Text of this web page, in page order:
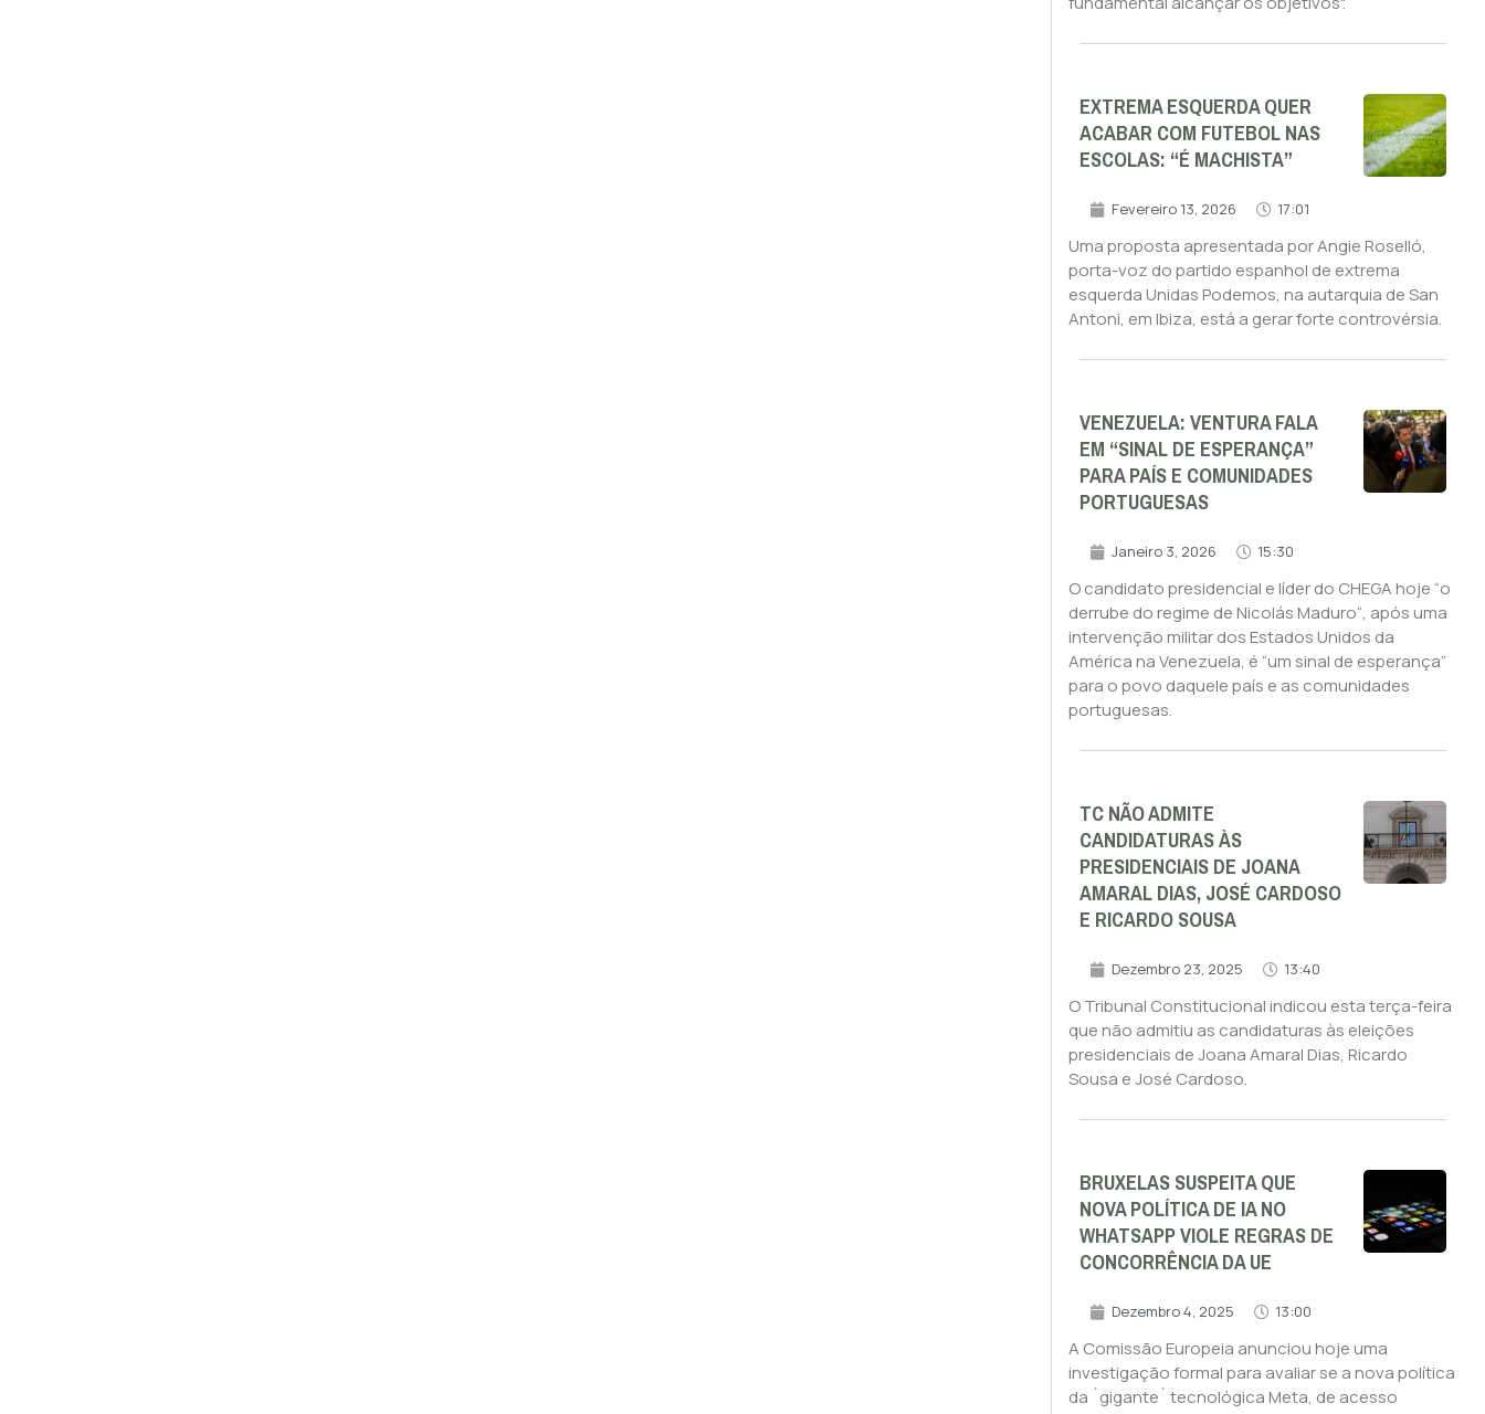
EXTREMA ESQUERDA QUER
ACABAR COM FUTEBOL NAS
ESCOLAS: “É MACHISTA”
Fevereiro 13, 2026 17:01
Uma proposta apresentada por Angie Roselló,
porta-voz do partido espanhol de extrema
esquerda Unidas Podemos, na autarquia de San
Antoni, em Ibiza, está a gerar forte controvérsia.
VENEZUELA: VENTURA FALA
EM “SINAL DE ESPERANÇA”
PARA PAÍS E COMUNIDADES
PORTUGUESAS
Janeiro 3, 2026 15:30
O candidato presidencial e líder do CHEGA hoje “o
derrube do regime de Nicolás Maduro“, após uma
intervenção militar dos Estados Unidos da
América na Venezuela, é “um sinal de esperança”
para o povo daquele país e as comunidades
portuguesas.
TC NÃO ADMITE
CANDIDATURAS ÀS
PRESIDENCIAIS DE JOANA
AMARAL DIAS, JOSÉ CARDOSO
E RICARDO SOUSA
Dezembro 23, 2025 13:40
O Tribunal Constitucional indicou esta terça-feira
que não admitiu as candidaturas às eleições
presidenciais de Joana Amaral Dias, Ricardo
Sousa e José Cardoso.
BRUXELAS SUSPEITA QUE
NOVA POLÍTICA DE IA NO
WHATSAPP VIOLE REGRAS DE
CONCORRÊNCIA DA UE
Dezembro 4, 2025 13:00
A Comissão Europeia anunciou hoje uma
investigação formal para avaliar se a nova política
da `gigante` tecnológica Meta, de acesso